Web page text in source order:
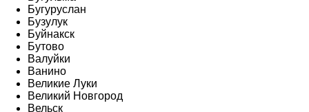
Бугуруслан
Бузулук
Буйнакск
Бутово
Валуйки
Ванино
Великие Луки
Великий Новгород
Вельск